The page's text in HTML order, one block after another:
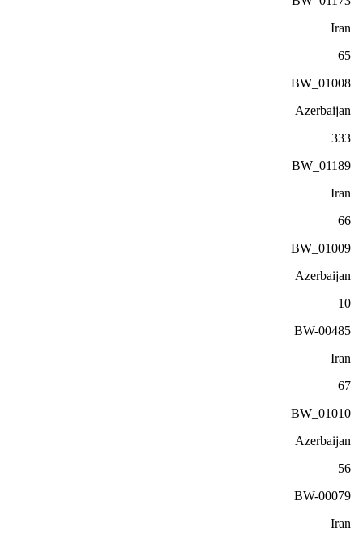
Iran
65
BW_01008
Azerbaijan
333
BW_01189
Iran
66
BW_01009
Azerbaijan
10
BW-00485
Iran
67
BW_01010
Azerbaijan
56
BW-00079
Iran